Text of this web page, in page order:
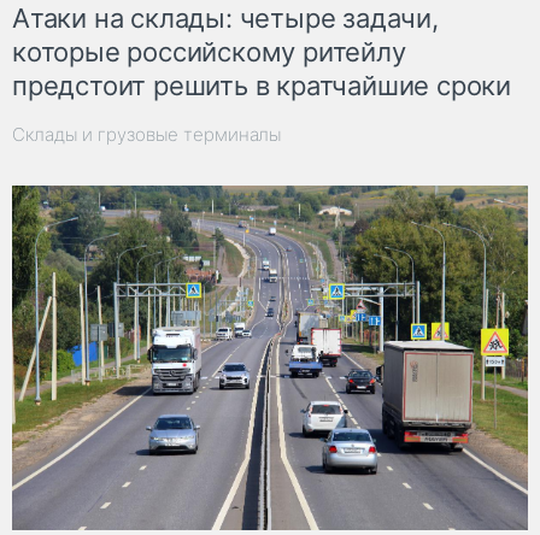
Атаки на склады: четыре задачи,
которые российскому ритейлу
предстоит решить в кратчайшие сроки
Склады и грузовые терминалы